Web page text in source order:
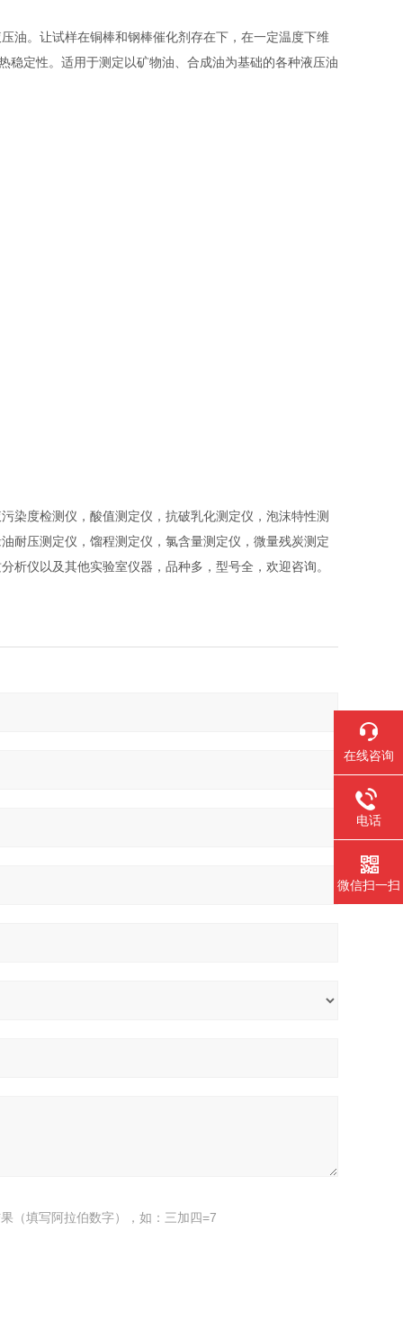
油。让试样在铜棒和钢棒催化剂存在下，在一定温度下维
定性。适用于测定以矿物油、合成油为基础的各种液压油
染度检测仪，酸值测定仪，抗破乳化测定仪，泡沫特性测
耐压测定仪，馏程测定仪，氯含量测定仪，微量残炭测定
析仪以及其他实验室仪器，品种多，型号全，欢迎咨询。
（填写阿拉伯数字），如：三加四=7
在线咨询
电话
微信扫一扫